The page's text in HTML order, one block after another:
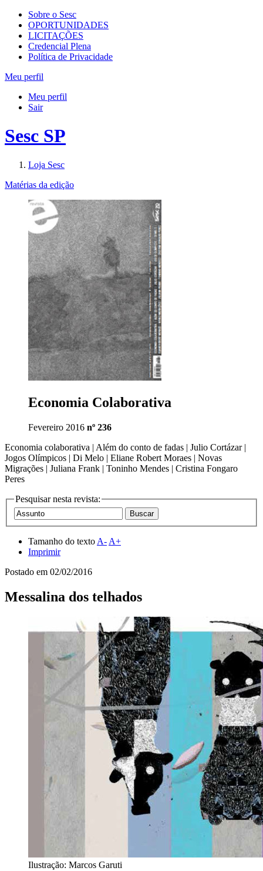
Sobre o Sesc
OPORTUNIDADES
LICITAÇÕES
Credencial Plena
Política de Privacidade
Meu perfil
Meu perfil
Sair
Sesc SP
Loja Sesc
Matérias da edição
Economia Colaborativa
Fevereiro 2016 nº 236
Economia colaborativa | Além do conto de fadas | Julio Cortázar |
Jogos Olímpicos | Di Melo | Eliane Robert Moraes | Novas
Migrações | Juliana Frank | Toninho Mendes | Cristina Fongaro
Peres
Pesquisar nesta revista:
Tamanho do texto A- A+
Imprimir
Postado em 02/02/2016
Messalina dos telhados
Ilustração: Marcos Garuti